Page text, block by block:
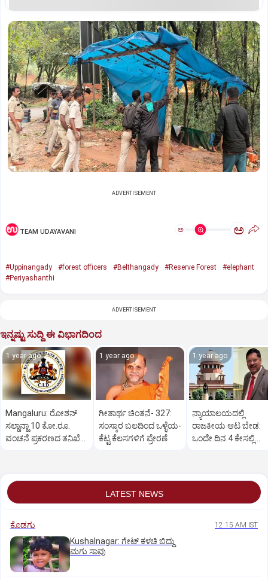
ADVERTISEMENT
TEAM UDAYAVANI ಅ ಅ
#Uppinangady #forest officers #Belthangady #Reserve Forest
#elephant
#Periyashanthi
ADVERTISEMENT
ಇನ್ನಷ್ಟು ಸುದ್ದಿ ಈ ವಿಭಾಗದಿಂದ
1 year ago
Mangaluru: ರೋಶನ್‌
ಸಲ್ಡಾನ್ಹಾ 10 ಕೋ.ರೂ.
ವಂಚನೆ ಪ್ರಕರಣದ ತನಿಖೆ
1 year ago
ಗೀತಾರ್ಥ ಚಿಂತನೆ- 327:
ಸಂಸ್ಕಾರ ಬಲದಿಂದ ಒಳ್ಳೆಯ-
ಕೆಟ್ಟ ಕೆಲಸಗಳಿಗೆ ಪ್ರೇರಣೆ
1 year ago
ನ್ಯಾಯಾಲಯದಲ್ಲಿ
ರಾಜಕೀಯ ಆಟ ಬೇಡ:
ಒಂದೇ ದಿನ 4 ಕೇಸಲ್ಲಿ
LATEST NEWS
ಕೊಡಗು 12:15 AM IST
Kushalnagar: ಗೇಟ್ ಕಳಚಿ ಬಿದ್ದು
ಮಗು ಸಾವು